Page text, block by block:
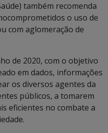
também recomenda
o uso de
com aglomeração de
de 2020, com o objetivo
em dados, informações
os diversos agentes da
públicos, a tomarem
eficientes no combate a